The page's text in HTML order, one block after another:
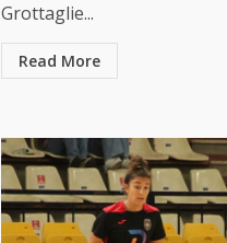
Grottaglie...
Read More